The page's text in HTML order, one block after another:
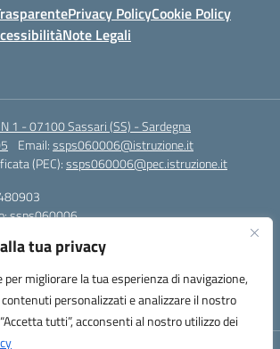
tua privacy
per migliorare la tua esperienza di navigazione,
personalizzati e analizzare il nostro
tutti”, acconsenti al nostro utilizzo dei
Privacy PolicyCookie Policy
Note Legali
1 - 07100 Sassari (SS) - Sardegna
Email:ssps060006@istruzione.it
(PEC):ssps060006@pec.istruzione.it
ssps060006
(CUF): UFZDAC
G. MARCONI SS IBAN